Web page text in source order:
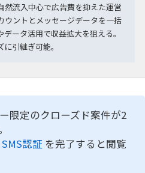
然流入中心で広告費を抑えた運営
ウントとメッセージデータを一括
ータ活用で収益拡大を狙える。
引継ぎ可能。
限定のクローズド案件が2
SMS認証 を完了すると閲覧